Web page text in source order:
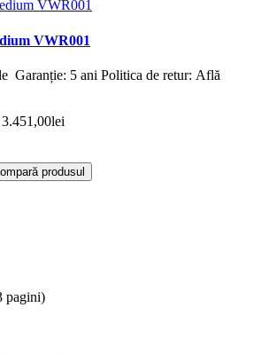
VWR001
Garanție: 5 ani Politica de retur: Află
produsul
pagini)